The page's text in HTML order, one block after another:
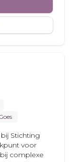
Stichting
voor
complexe